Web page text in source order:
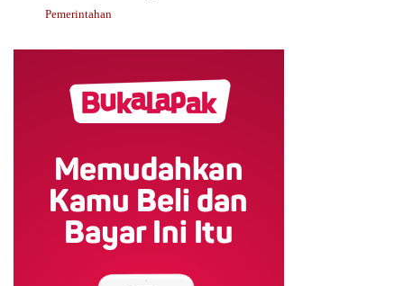
Pemerintahan